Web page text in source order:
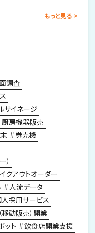
もっと見る
調査
サイネージ
厨房機器販売
券売機
）
クアウトオーダー
人流データ
採用サービス
移動販売）開業
ット
飲食店開業支援